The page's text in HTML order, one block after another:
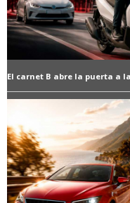
El carnet B abre la puerta a